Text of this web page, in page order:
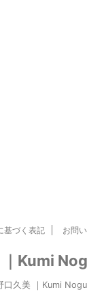
基づく表記 お問
｜Kumi
久美 ｜Kumi